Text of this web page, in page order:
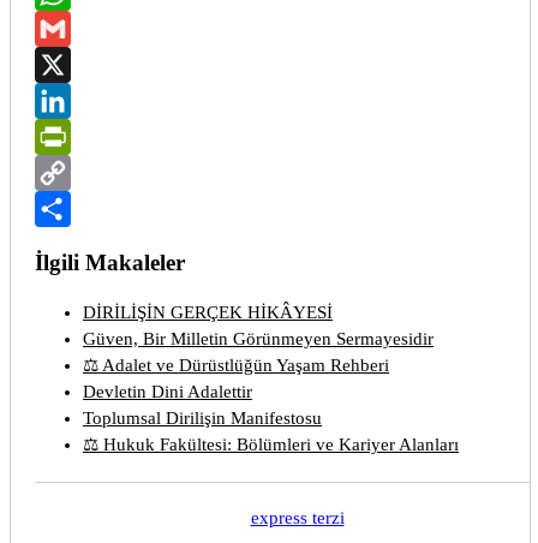
WhatsApp
Gmail
X
LinkedIn
PrintFriendly
Copy
Link
Share
İlgili Makaleler
DİRİLİŞİN GERÇEK HİKÂYESİ
Güven, Bir Milletin Görünmeyen Sermayesidir
⚖️ Adalet ve Dürüstlüğün Yaşam Rehberi
Devletin Dini Adalettir
Toplumsal Dirilişin Manifestosu
⚖️ Hukuk Fakültesi: Bölümleri ve Kariyer Alanları
express terzi